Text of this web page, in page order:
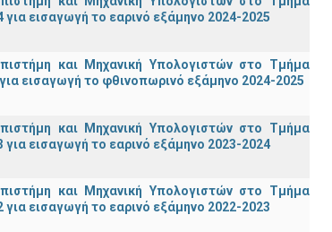
εισαγωγή το εαρινό εξάμηνο 2024-2025
και Μηχανική Υπολογιστών στο Τμήμα
εισαγωγή το φθινοπωρινό εξάμηνο 2024-2025
και Μηχανική Υπολογιστών στο Τμήμα
εισαγωγή το εαρινό εξάμηνο 2023-2024
και Μηχανική Υπολογιστών στο Τμήμα
εισαγωγή το εαρινό εξάμηνο 2022-2023